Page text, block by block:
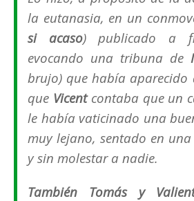
la eutanasia, en un
si acaso)publicado a
evocando una tribuna de
brujo) que había aparecido
que Vicentcontaba que un
le había vaticinado una
muy lejano, sentado en
y sin molestar a nadie.
También Tomás y